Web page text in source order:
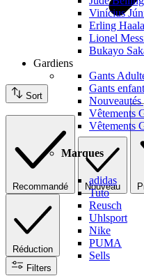
Vinícius
Erling
Lionel
Bukayo
Gardiens
Gants
Gants enfant
Nouveautés
Vêtements
Vêtements
Marques
adidas
Tuto
Reusch
Uhlsport
Nike
PUMA
Sells
Sort
Recommandé Nouveau
Réduction
Filters